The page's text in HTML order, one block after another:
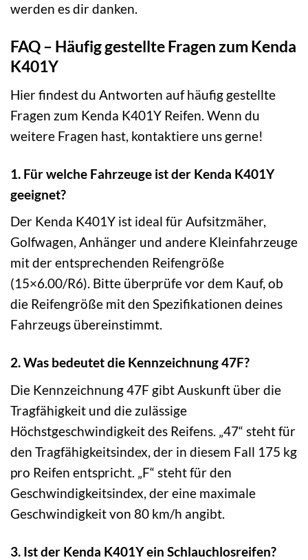
werden es dir danken.
FAQ – Häufig gestellte Fragen zum Kenda
K401Y
Hier findest du Antworten auf häufig gestellte
Fragen zum Kenda K401Y Reifen. Wenn du
weitere Fragen hast, kontaktiere uns gerne!
1. Für welche Fahrzeuge ist der Kenda K401Y
geeignet?
Der Kenda K401Y ist ideal für Aufsitzmäher,
Golfwagen, Anhänger und andere Kleinfahrzeuge
mit der entsprechenden Reifengröße
(15×6.00/R6). Bitte überprüfe vor dem Kauf, ob
die Reifengröße mit den Spezifikationen deines
Fahrzeugs übereinstimmt.
2. Was bedeutet die Kennzeichnung 47F?
Die Kennzeichnung 47F gibt Auskunft über die
Tragfähigkeit und die zulässige
Höchstgeschwindigkeit des Reifens. „47“ steht für
den Tragfähigkeitsindex, der in diesem Fall 175 kg
pro Reifen entspricht. „F“ steht für den
Geschwindigkeitsindex, der eine maximale
Geschwindigkeit von 80 km/h angibt.
3. Ist der Kenda K401Y ein Schlauchlosreifen?